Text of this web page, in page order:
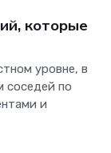
которые
уровне, в
соседей по
и